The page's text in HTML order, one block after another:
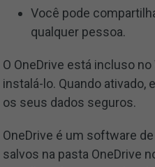
Você pode
qualquer pessoa.
O OneDrive está incluso
instalá-lo. Quando ativado,
os seus dados seguros.
OneDrive é um software
salvos na pasta OneDrive